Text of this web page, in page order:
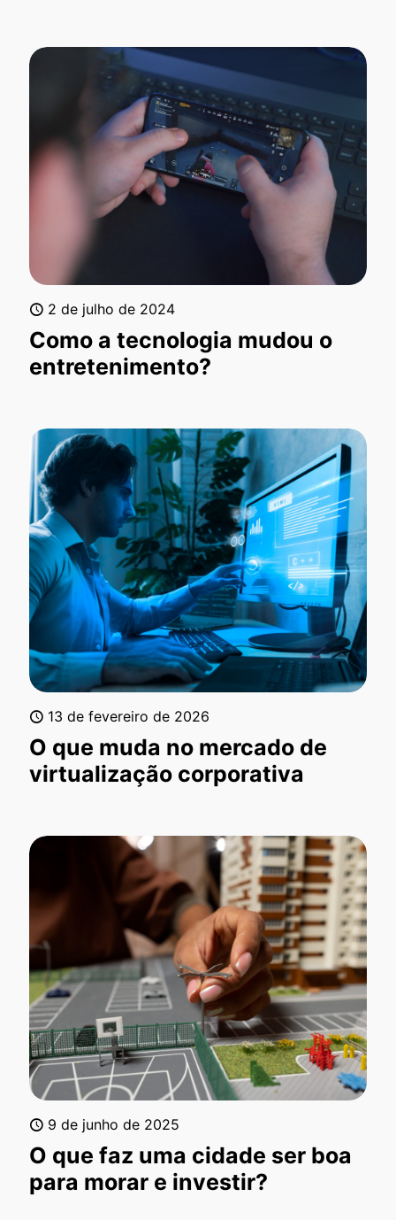
2 de julho de 2024
Como a tecnologia mudou o
entretenimento?
13 de fevereiro de 2026
O que muda no mercado de
virtualização corporativa
9 de junho de 2025
O que faz uma cidade ser boa
para morar e investir?